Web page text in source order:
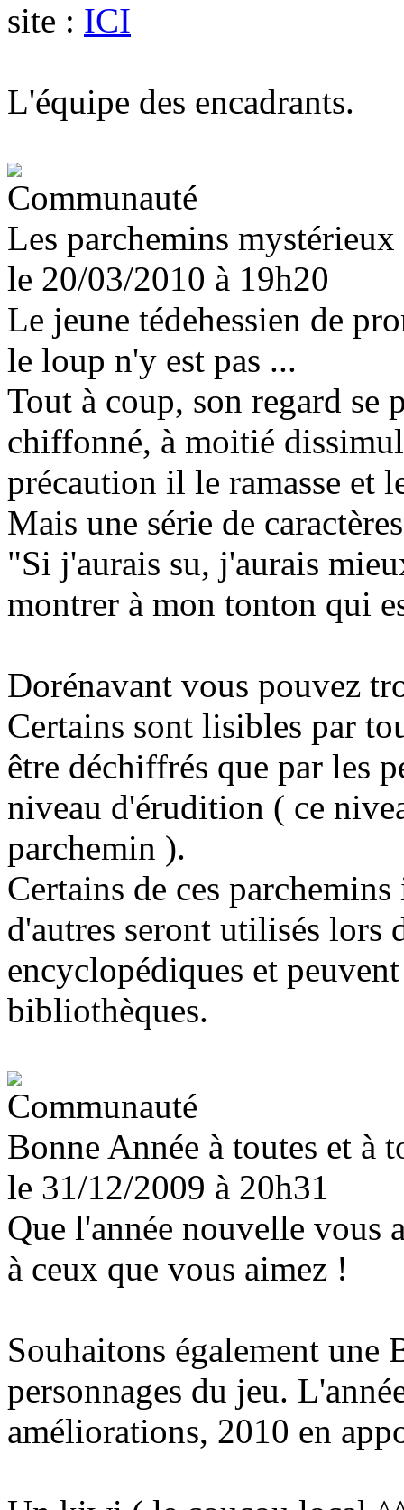
site : ICI
L'équipe des encadrants.
Les parchemins mystérieux
le 20/03/2010 à 19h20
Le jeune tédehessien de
le loup n'y est pas ...
Tout à coup, son regard se
chiffonné, à moitié
précaution il le ramasse et
Mais une série de
"Si j'aurais su, j'aurais
montrer à mon tonton qui
Dorénavant vous pouvez
Certains sont lisibles par
être déchiffrés que par les
niveau d'érudition ( ce
parchemin ).
Certains de ces
d'autres seront utilisés lors
encyclopédiques et
bibliothèques.
Bonne Année à toutes et à
le 31/12/2009 à 20h31
Que l'année nouvelle vous
à ceux que vous aimez !
Souhaitons également une
personnages du jeu.
améliorations, 2010 en